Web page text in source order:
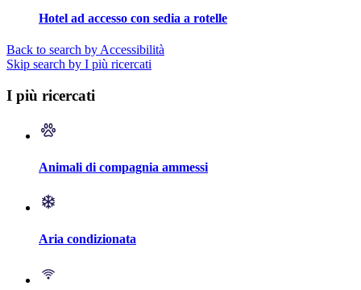
Hotel ad accesso con sedia a rotelle
Back to search by Accessibilità
Skip search by I più ricercati
I più ricercati
Animali di compagnia ammessi
Aria condizionata